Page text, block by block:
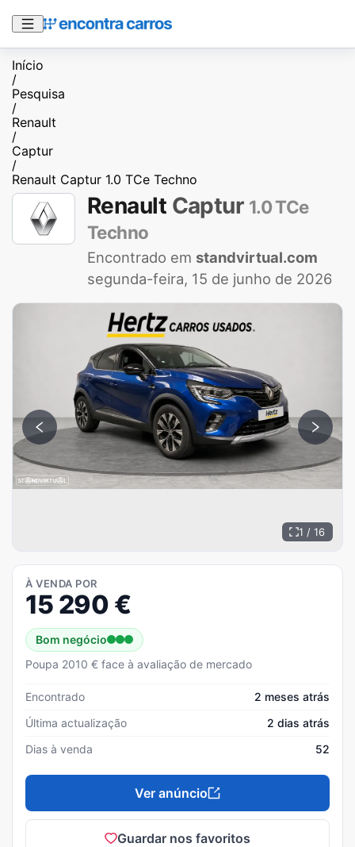
Início
/
Pesquisa
/
Renault
/
Captur
/
Renault Captur 1.0 TCe Techno
Renault Captur 1.0 TCe
Techno
Encontrado em standvirtual.com
segunda-feira, 15 de junho de 2026
1 / 16
À VENDA POR
15 290 €
Bom negócio
Poupa 2010 € face à avaliação de mercado
Encontrado
2 meses atrás
Última actualização
2 dias atrás
Dias à venda
52
Ver anúncio
Guardar nos favoritos